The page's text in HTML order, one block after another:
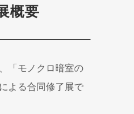
概要
「モノクロ暗室の
よる合同修了展で